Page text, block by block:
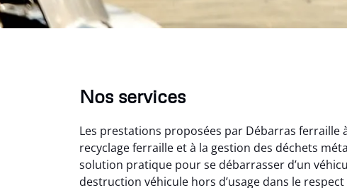
Nos services
Les prestations proposées par Débarras ferraille
recyclage ferraille et à la gestion des déchets
solution pratique pour se débarrasser d’un
destruction véhicule hors d’usage dans le